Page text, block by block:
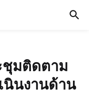
ชุมติดตาม
นินงานด้าน